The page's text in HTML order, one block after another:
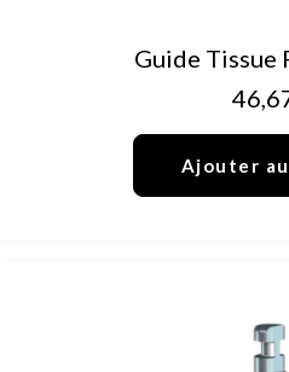
AJOUTER
Guide Tissue
Ajouter